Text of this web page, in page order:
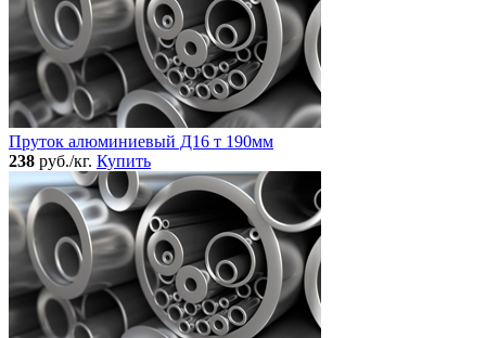
Пруток алюминиевый Д16 т 190мм
238 руб./кг. Купить